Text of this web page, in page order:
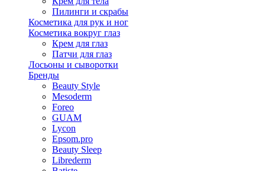
Пилинги и скрабы
Косметика для рук и ног
Косметика вокруг глаз
Крем для глаз
Патчи для глаз
Лосьоны и сыворотки
Бренды
Beauty Style
Mesoderm
Foreo
GUAM
Lycon
Epsom.pro
Beauty Sleep
Librederm